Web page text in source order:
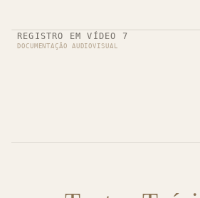
REGISTRO EM VÍDEO 7
DOCUMENTAÇÃO AUDIOVISUAL